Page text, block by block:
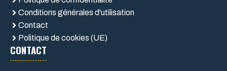
Conditions générales d'utilisation
Contact
Politique de cookies (UE)
CONTACT